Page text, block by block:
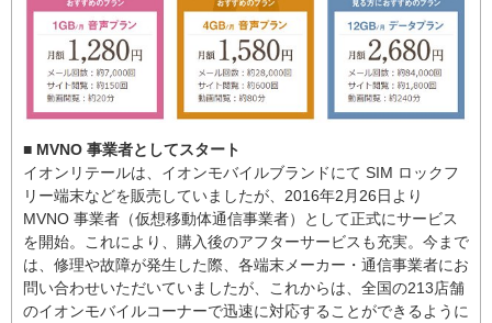
■ MVNO 事業者としてスタート
イオンリテールは、イオンモバイルブランドにて SIM ロックフ
リー端末などを販売していましたが、2016年2月26日より
MVNO 事業者（仮想移動体通信事業者）として正式にサービス
を開始。これにより、購入後のアフターサービスも充実。今まで
は、修理や故障が発生した際、各端末メーカー・通信事業者にお
問い合わせいただいていましたが、これからは、全国の213店舗
のイオンモバイルコーナーで迅速に対応することができるように